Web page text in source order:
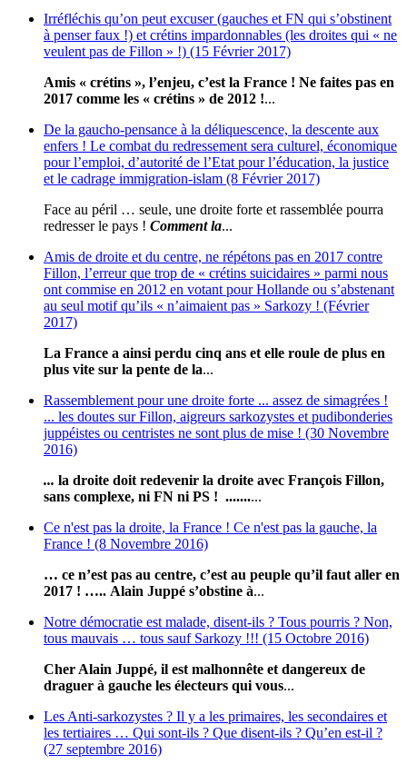
Irréfléchis qu’on peut excuser (gauches et FN qui s’obstinent
à penser faux !) et crétins impardonnables (les droites qui « ne
veulent pas de Fillon » !) (15 Février 2017)
Amis « crétins », l’enjeu, c’est la France ! Ne faites pas en
2017 comme les « crétins » de 2012 !...
De la gaucho-pensance à la déliquescence, la descente aux
enfers ! Le combat du redressement sera culturel, économique
pour l’emploi, d’autorité de l’Etat pour l’éducation, la justice
et le cadrage immigration-islam (8 Février 2017)
Face au péril … seule, une droite forte et rassemblée pourra
redresser le pays ! Comment la...
Amis de droite et du centre, ne répétons pas en 2017 contre
Fillon, l’erreur que trop de « crétins suicidaires » parmi nous
ont commise en 2012 en votant pour Hollande ou s’abstenant
au seul motif qu’ils « n’aimaient pas » Sarkozy ! (Février
2017)
La France a ainsi perdu cinq ans et elle roule de plus en
plus vite sur la pente de la...
Rassemblement pour une droite forte ... assez de simagrées !
... les doutes sur Fillon, aigreurs sarkozystes et pudibonderies
juppéistes ou centristes ne sont plus de mise ! (30 Novembre
2016)
... la droite doit redevenir la droite avec François Fillon,
sans complexe, ni FN ni PS ! ..........
Ce n'est pas la droite, la France ! Ce n'est pas la gauche, la
France ! (8 Novembre 2016)
… ce n’est pas au centre, c’est au peuple qu’il faut aller en
2017 ! ….. Alain Juppé s’obstine à...
Notre démocratie est malade, disent-ils ? Tous pourris ? Non,
tous mauvais … tous sauf Sarkozy !!! (15 Octobre 2016)
Cher Alain Juppé, il est malhonnête et dangereux de
draguer à gauche les électeurs qui vous...
Les Anti-sarkozystes ? Il y a les primaires, les secondaires et
les tertiaires … Qui sont-ils ? Que disent-ils ? Qu’en est-il ?
(27 septembre 2016)